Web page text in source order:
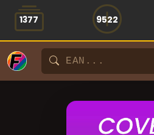
1377 9522